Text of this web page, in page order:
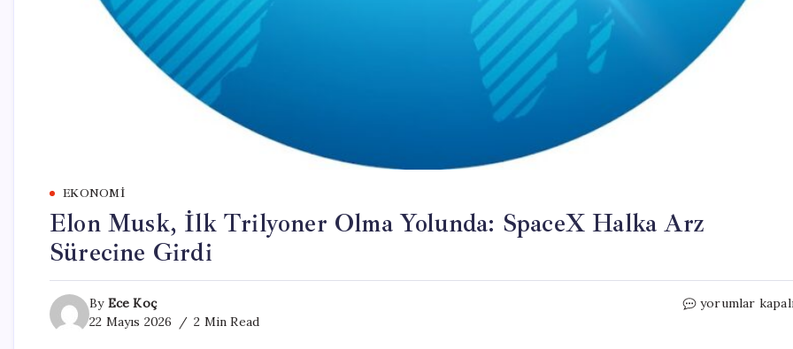
EKONOMI
Elon Musk, İlk Trilyoner Olma Yolunda: SpaceX Halka Arz
Sürecine Girdi
By Ece Koç
22 Mayıs 2026
2 Min Read
Elon
yorumlar